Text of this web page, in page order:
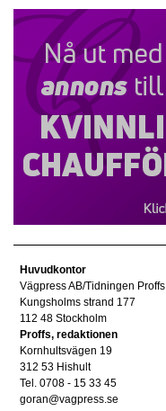
Huvudkontor
Vägpress AB/Tidningen Proffs
Kungsholms strand 177
112 48 Stockholm
Proffs, redaktionen
Kornhultsvägen 19
312 53 Hishult
Tel. 0708 - 15 33 45
goran@vagpress.se